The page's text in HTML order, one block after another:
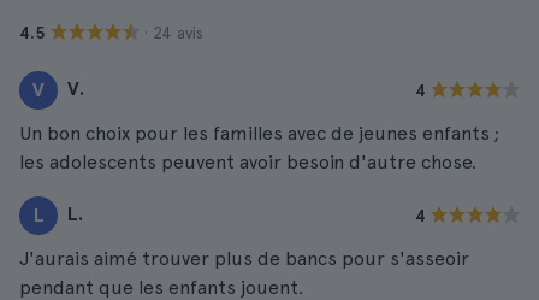
4.5 · 24 avis
V V. 4
Un bon choix pour les familles avec de jeunes enfants ;
les adolescents peuvent avoir besoin d'autre chose.
L L. 4
J'aurais aimé trouver plus de bancs pour s'asseoir
pendant que les enfants jouent.